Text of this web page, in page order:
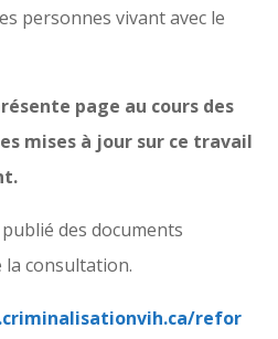
personnes vivant avec le
page au cours des
mises à jour sur ce travail
des documents
consultation.
refor